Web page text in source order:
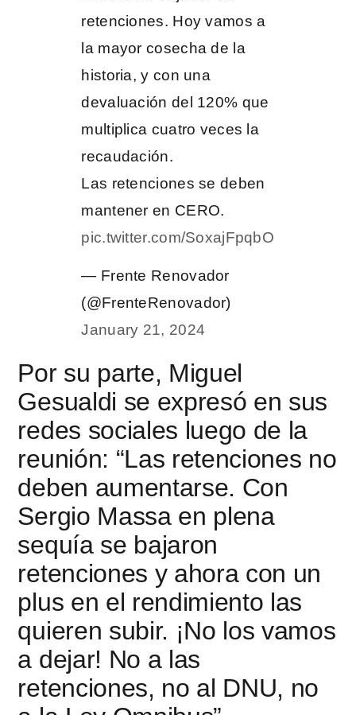
retenciones. Hoy vamos a
la mayor cosecha de la
historia, y con una
devaluación del 120% que
multiplica cuatro veces la
recaudación.
Las retenciones se deben
mantener en CERO.
pic.twitter.com/SoxajFpqbO
— Frente Renovador
(@FrenteRenovador)
January 21, 2024
Por su parte, Miguel
Gesualdi se expresó en sus
redes sociales luego de la
reunión: “Las retenciones no
deben aumentarse. Con
Sergio Massa en plena
sequía se bajaron
retenciones y ahora con un
plus en el rendimiento las
quieren subir. ¡No los vamos
a dejar! No a las
retenciones, no al DNU, no